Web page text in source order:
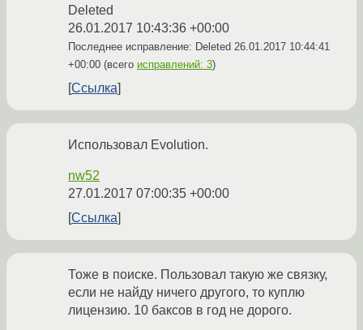
Deleted
26.01.2017 10:43:36 +00:00
Последнее исправление: Deleted 26.01.2017 10:44:41
+00:00 (всего исправлений: 3)
Ссылка
Использовал Evolution.
nw52
27.01.2017 07:00:35 +00:00
Ссылка
Тоже в поиске. Пользовал такую же связку,
если не найду ничего другого, то куплю
лицензию. 10 баксов в год не дорого.